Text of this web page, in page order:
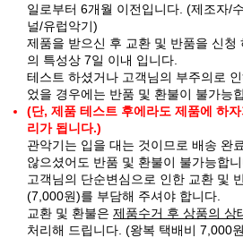
일로부터 6개월 이전입니다. (제조자/
널/유럽악기)
제품을 받으신 후 교환 및 반품을 신청
의 특성상 7일 이내 입니다.
테스트 하셨거나 고객님의 부주의로
었을 경우에는 반품 및 환불이 불가능
(단, 제품 테스트 후에라도 제품에 하
리가 됩니다.)
관악기는 입을 대는 것이므로 배송 완
않으셨어도 반품 및 환불이 불가능합니
고객님의 단순변심으로 인한 교환 및
(7,000원)를 부담해 주셔야 합니다.
교환 및 환불은 제품수거 후 상품의 상
처리해 드립니다. (왕복 택배비 7,000